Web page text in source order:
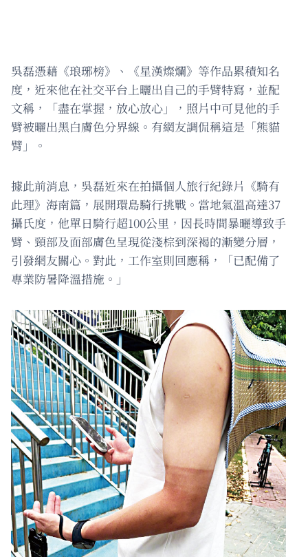
吳磊憑藉《琅琊榜》、《星漢燦爛》等作品累積知名
度，近來他在社交平台上曬出自己的手臂特寫，並配
文稱，「盡在掌握，放心放心」，照片中可見他的手
臂被曬出黑白膚色分界線。有網友調侃稱這是「熊貓
臂」。
據此前消息，吳磊近來在拍攝個人旅行紀錄片《騎有
此理》海南篇，展開環島騎行挑戰。當地氣溫高達37
攝氏度，他單日騎行超100公里，因長時間暴曬導致手
臂、頸部及面部膚色呈現從淺棕到深褐的漸變分層，
引發網友關心。對此，工作室則回應稱，「已配備了
專業防暑降溫措施。」